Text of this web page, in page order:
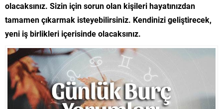
olacaksınız. Sizin için sorun olan kişileri hayatınızdan
tamamen çıkarmak isteyebilirsiniz. Kendinizi geliştirecek,
yeni iş birlikleri içerisinde olacaksınız.